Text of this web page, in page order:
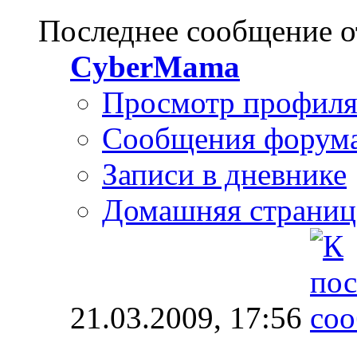
Последнее сообщение
CyberMama
Просмотр профиля
Сообщения
Записи в дневнике
Домашняя
21.03.2009, 17:56